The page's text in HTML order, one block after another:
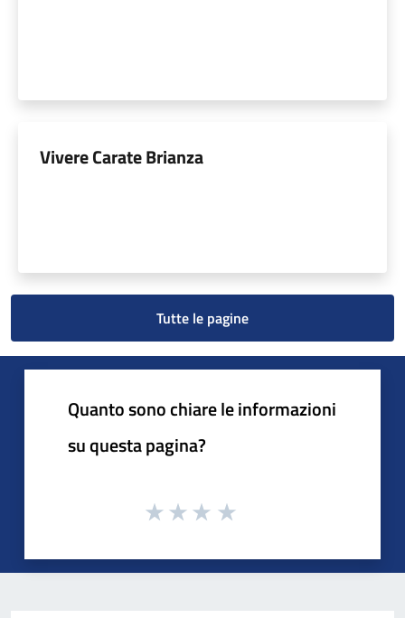
Vivere Carate Brianza
Tutte le pagine
Quanto sono chiare le informazioni
su questa pagina?